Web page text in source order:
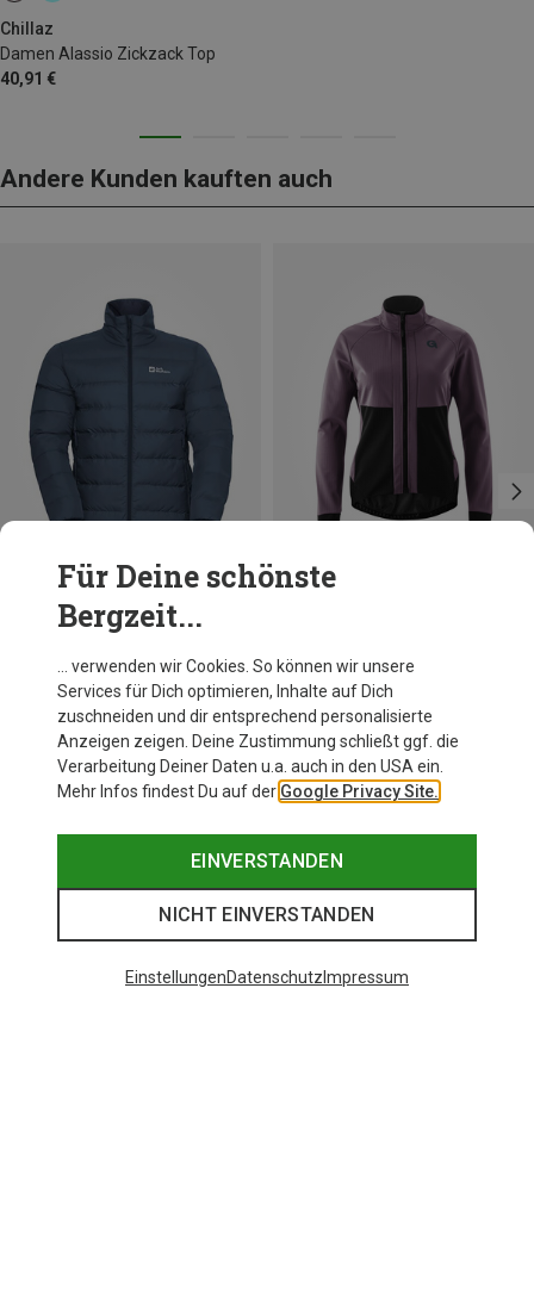
Chillaz
Damen Alassio Zickzack Top
40,91 €
Andere Kunden kauften auch
Du sparst 27%
Für Deine schönste
Bergzeit...
… verwenden wir Cookies. So können wir unsere
Services für Dich optimieren, Inhalte auf Dich
zuschneiden und dir entsprechend personalisierte
Anzeigen zeigen. Deine Zustimmung schließt ggf. die
Verarbeitung Deiner Daten u.a. auch in den USA ein.
Mehr Infos findest Du auf der Google Privacy Site.
EINVERSTANDEN
NICHT EINVERSTANDEN
EinstellungenDatenschutz Impressum